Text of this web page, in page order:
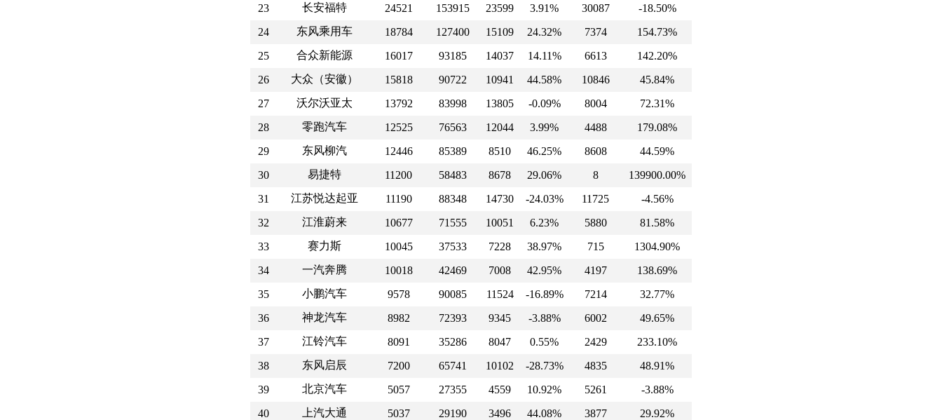
23
长安福特 24521 153915 23599 3.91% 30087
-18.50%
24
东风乘用车 18784 127400 15109 24.32% 7374
154.73%
25
合众新能源 16017 93185 14037 14.11% 6613
142.20%
26
大众（安徽） 15818 90722 10941 44.58% 10846
45.84%
27
沃尔沃亚太 13792 83998 13805 -0.09% 8004
72.31%
28
零跑汽车 12525 76563 12044 3.99% 4488
179.08%
29
东风柳汽 12446 85389 8510 46.25% 8608
44.59%
30
易捷特 11200 58483 8678 29.06% 8
139900.00%
31
江苏悦达起亚 11190 88348 14730 -24.03% 11725
-4.56%
32
江淮蔚来 10677 71555 10051 6.23% 5880
81.58%
33
赛力斯 10045 37533 7228 38.97% 715
1304.90%
34
一汽奔腾 10018 42469 7008 42.95% 4197
138.69%
35
小鹏汽车 9578 90085 11524 -16.89% 7214
32.77%
36
神龙汽车 8982 72393 9345 -3.88% 6002
49.65%
37
江铃汽车 8091 35286 8047 0.55% 2429
233.10%
38
东风启辰 7200 65741 10102 -28.73% 4835
48.91%
39
北京汽车 5057 27355 4559 10.92% 5261
-3.88%
40
上汽大通 5037 29190 3496 44.08% 3877
29.92%